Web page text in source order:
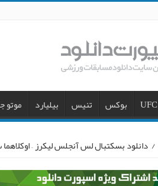
UFC بوکس تنیس بیلیارد موتو
/ دانلود بسکتبال لس آنجلس لیکرز –